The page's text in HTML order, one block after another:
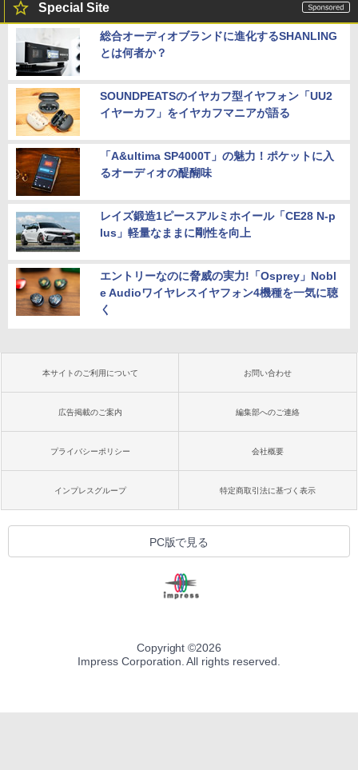
Special Site
総合オーディオブランドに進化するSHANLING
とは何者か？
SOUNDPEATSのイヤカフ型イヤフォン「UU2
イヤーカフ」をイヤカフマニアが語る
「A&ultima SP4000T」の魅力！ポケットに入
るオーディオの醍醐味
レイズ鍛造1ピースアルミホイール「CE28 N-p
lus」軽量なままに剛性を向上
エントリーなのに脅威の実力!「Osprey」Nobl
e Audioワイヤレスイヤフォン4機種を一気に聴
く
本サイトのご利用について お問い合わせ
広告掲載のご案内 編集部へのご連絡
プライバシーポリシー 会社概要
インプレスグループ 特定商取引法に基づく表示
PC版で見る
Copyright ©2026
Impress Corporation. All rights reserved.